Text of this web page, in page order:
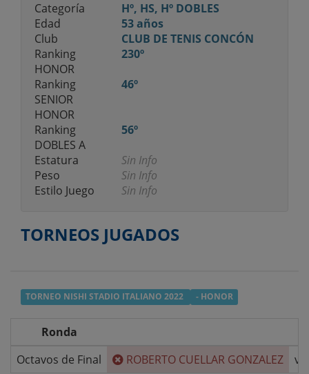
Categoría
Hº, HS, Hº DOBLES
Edad
53 años
Club
CLUB DE TENIS CONCÓN
Ranking
HONOR
230º
Ranking
SENIOR
HONOR
46º
Ranking
DOBLES A
56º
Estatura
Sin Info
Peso
Sin Info
Estilo Juego
Sin Info
TORNEOS JUGADOS
TORNEO NISHI STADIO ITALIANO 2022 - HONOR
Ronda
Octavos de Final
ROBERTO CUELLAR GONZALEZ v/s